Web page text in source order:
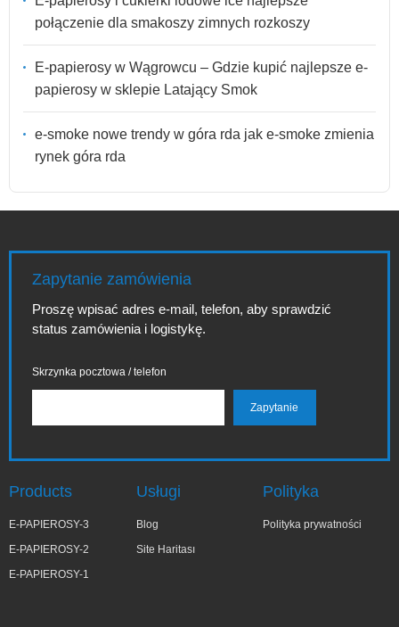
połączenie dla smakoszy zimnych rozkoszy
E-papierosy w Wągrowcu – Gdzie kupić najlepsze e-
papierosy w sklepie Latający Smok
e-smoke nowe trendy w góra rda jak e-smoke zmienia
rynek góra rda
Zapytanie zamówienia
Proszę wpisać adres e-mail, telefon, aby sprawdzić
status zamówienia i logistykę.
Skrzynka pocztowa / telefon
Products
E-PAPIEROSY-3
E-PAPIEROSY-2
E-PAPIEROSY-1
Usługi
Blog
Site Haritası
Polityka
Polityka prywatności